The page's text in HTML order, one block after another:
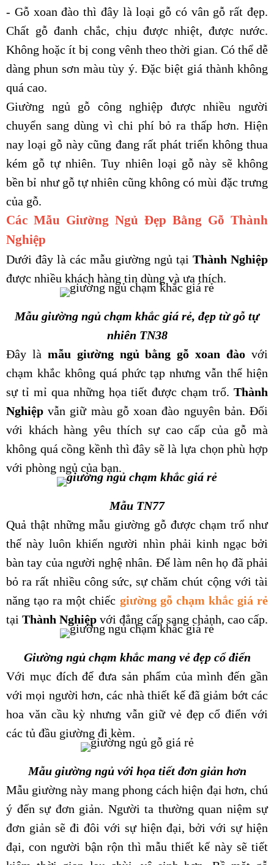
- Gỗ xoan đào thì đây là loại gỗ có vân gỗ rất đẹp.
Chất gỗ đanh chắc, chịu được nhiệt, được nước.
Không hoặc ít bị cong vênh theo thời gian. Có thể dễ
dàng phun sơn màu tùy ý. Đặc biệt giá thành không
quá cao.
Giường ngủ gỗ công nghiệp được nhiều người
chuyển sang dùng vì chi phí bỏ ra thấp hơn. Hiện
nay loại gỗ này cũng đang rất phát triển không thua
kém gỗ tự nhiên. Tuy nhiên loại gỗ này sẽ không
bền bỉ như gỗ tự nhiên cũng không có mùi đặc trưng
của gỗ.
Các Mẫu Giường Ngủ Đẹp Bằng Gỗ Thành
Nghiệp
Dưới đây là các mẫu giường ngủ tại Thành Nghiệp
được nhiều khách hàng tin dùng và ưa thích.
Mẫu giường ngủ chạm khắc giá rẻ, đẹp từ gỗ tự
nhiên TN38
Đây là mẫu giường ngủ bằng gỗ xoan đào với
chạm khắc không quá phức tạp nhưng vẫn thể hiện
sự tỉ mỉ qua những họa tiết được chạm trổ. Thành
Nghiệpvẫn giữ màu gỗ xoan đào nguyên bản. Đối
với khách hàng yêu thích sự cao cấp của gỗ mà
không quá cồng kềnh thì đây sẽ là lựa chọn phù hợp
với phòng ngủ của bạn.
Mẫu TN77
Quả thật những mẫu giường gỗ được chạm trổ như
thế này luôn khiến người nhìn phải kinh ngạc bởi
bàn tay của người nghệ nhân. Để làm nên họ đã phải
bỏ ra rất nhiều công sức, sự chăm chút cộng với tài
năng tạo ra một chiếc giường gỗ chạm khắc giá rẻ
tại Thành Nghiệp với đẳng cấp sang chảnh, cao cấp.
Giường ngủ chạm khắc mang vẻ đẹp cổ điển
Với mục đích để đưa sản phẩm của mình đến gần
với mọi người hơn, các nhà thiết kế đã giảm bớt các
hoa văn cầu kỳ nhưng vẫn giữ vẻ đẹp cổ điển với
các tủ đầu giường đi kèm.
Mẫu giường ngủ với họa tiết đơn giản hơn
Mẫu giường này mang phong cách hiện đại hơn, chú
ý đến sự đơn giản. Người ta thường quan niệm sự
đơn giản sẽ đi đôi với sự hiện đại, bởi với sự hiện
đại, con người bận rộn thì mẫu thiết kế này sẽ tiết